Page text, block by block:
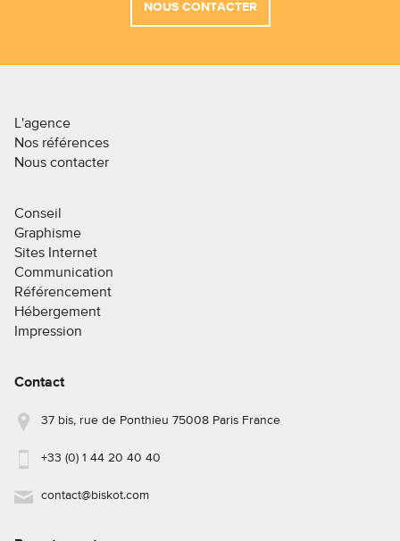
NOUS CONTACTER
L'agence
Nos références
Nous contacter
Conseil
Graphisme
Sites Internet
Communication
Référencement
Hébergement
Impression
Contact
37 bis, rue de Ponthieu 75008 Paris France
+33 (0) 1 44 20 40 40
contact@biskot.com